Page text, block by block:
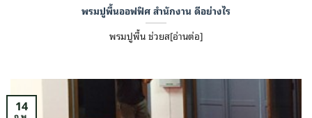
พรมปูพื้นออฟฟิศ สำนักงาน ดีอย่างไร
พรมปูพื้น ช่วยส[อ่านต่อ]
14